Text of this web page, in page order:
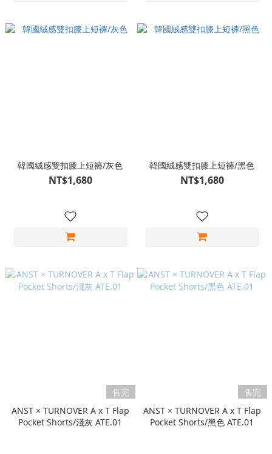
韓國絨感雙扣膝上短褲/灰色
NT$1,680
韓國絨感雙扣膝上短褲/黑色
NT$1,680
售完
ANST × TURNOVER A x T Flap
Pocket Shorts/淺灰 ATE.01
售完
ANST × TURNOVER A x T Flap
Pocket Shorts/黑色 ATE.01